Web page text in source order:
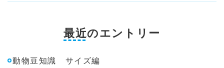
最近のエントリー
動物豆知識 サイズ編